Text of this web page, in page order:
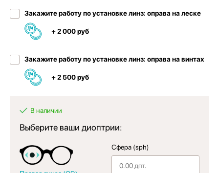
Закажите работу по установке линз: оправа на леске
+ 2 000 руб
Закажите работу по установке линз: оправа на винтах
+ 2 500 руб
В наличии
Выберите ваши диоптрии:
Сфера (sph)